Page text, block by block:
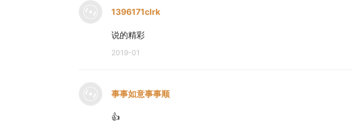
1396171clrk
说的精彩
2019-01
事事如意事事顺
👍